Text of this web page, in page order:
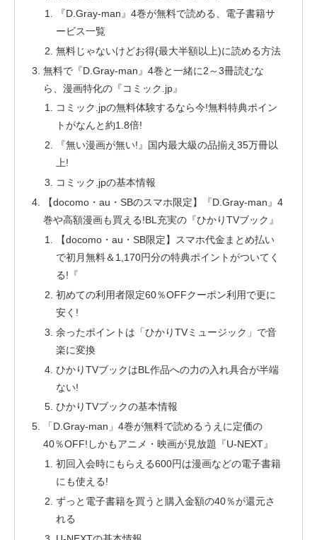
『D.Gray-man』4巻が無料で読める、電子書籍サ
ービス一覧
無料じゃないけどお得(最大半額以上)に読める方法
無料で『D.Gray-man』4巻と一緒に2～3冊読むな
ら、漫画特化の『コミック.jp』
コミック.jpの無料体験するなら今!無料特典ポイン
トがなんと約1.8倍!
『無い漫画が無い!』国内最大級の品揃え35万冊以
上!
コミック.jpの基本情報
【docomo・au・SBのスマホ限定】『D.Gray-man』4
巻や高額漫画も買える!BL充実の『ひかりTVブック』
【docomo・au・SB限定】スマホ代金まとめ払い
で初月無料＆1,170円分の特典ポイントがついてく
る!『
初めての利用者限定60％OFFクーポン利用で更に
安く!
余ったポイントは「ひかりTVミュージック」で音
楽に変換
ひかりTVブックはBL作品への力の入れ具合が半端
ない!
ひかりTVブックの基本情報
「D.Gray-man」4巻が無料で読めるうえに定価の
40％OFF!しかもアニメ・映画が見放題『U-NEXT』
初回入会時にもらえる600円は漫画などの電子書籍
にも使える!
ずっと電子書籍を買うと購入金額の40％が還元さ
れる